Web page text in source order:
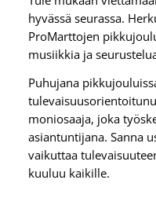
hyvässä seurassa.
ProMarttojen
musiikkia ja
Puhujana
moniosaaja, joka
asiantuntijana. Sanna
vaikuttaa
kuuluu kaikille.